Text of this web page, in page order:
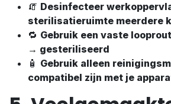
🧯 Desinfecteer
sterilisatieruimte meerdere
🔁 Gebruik een vaste
→ gesteriliseerd
🧴 Gebruik alleen
compatibel zijn met je